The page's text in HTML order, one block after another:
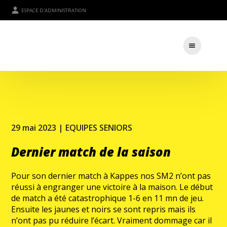
ESPACE D'ADMINISTRATION
29 mai 2023 | EQUIPES SENIORS
Dernier match de la saison
Pour son dernier match à Kappes nos SM2 n’ont pas
réussi à engranger une victoire à la maison. Le début
de match a été catastrophique 1-6 en 11 mn de jeu.
Ensuite les jaunes et noirs se sont repris mais ils
n’ont pas pu réduire l’écart. Vraiment dommage car il